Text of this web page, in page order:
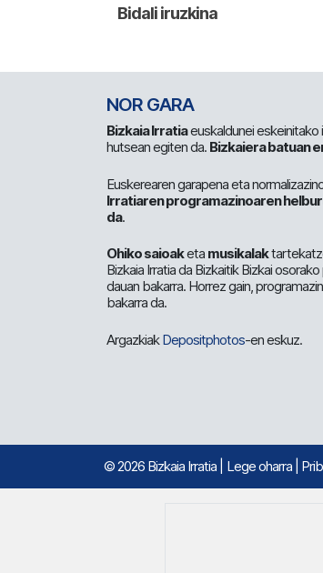
NOR GARA
Bizkaia Irratiaeuskaldunei eskeinitako
hutsean egiten da. Bizkaiera batuan
Euskerearen garapena eta
Irratiaren programazinoaren
da.
Ohiko saioaketa musikalak
Bizkaia Irratia da Bizkaitik Bizkai
dauan bakarra. Horrez gain,
bakarra da.
ArgazkiakDepositphotos-en eskuz.
© 2026 Bizkaia Irratia Lege oharra